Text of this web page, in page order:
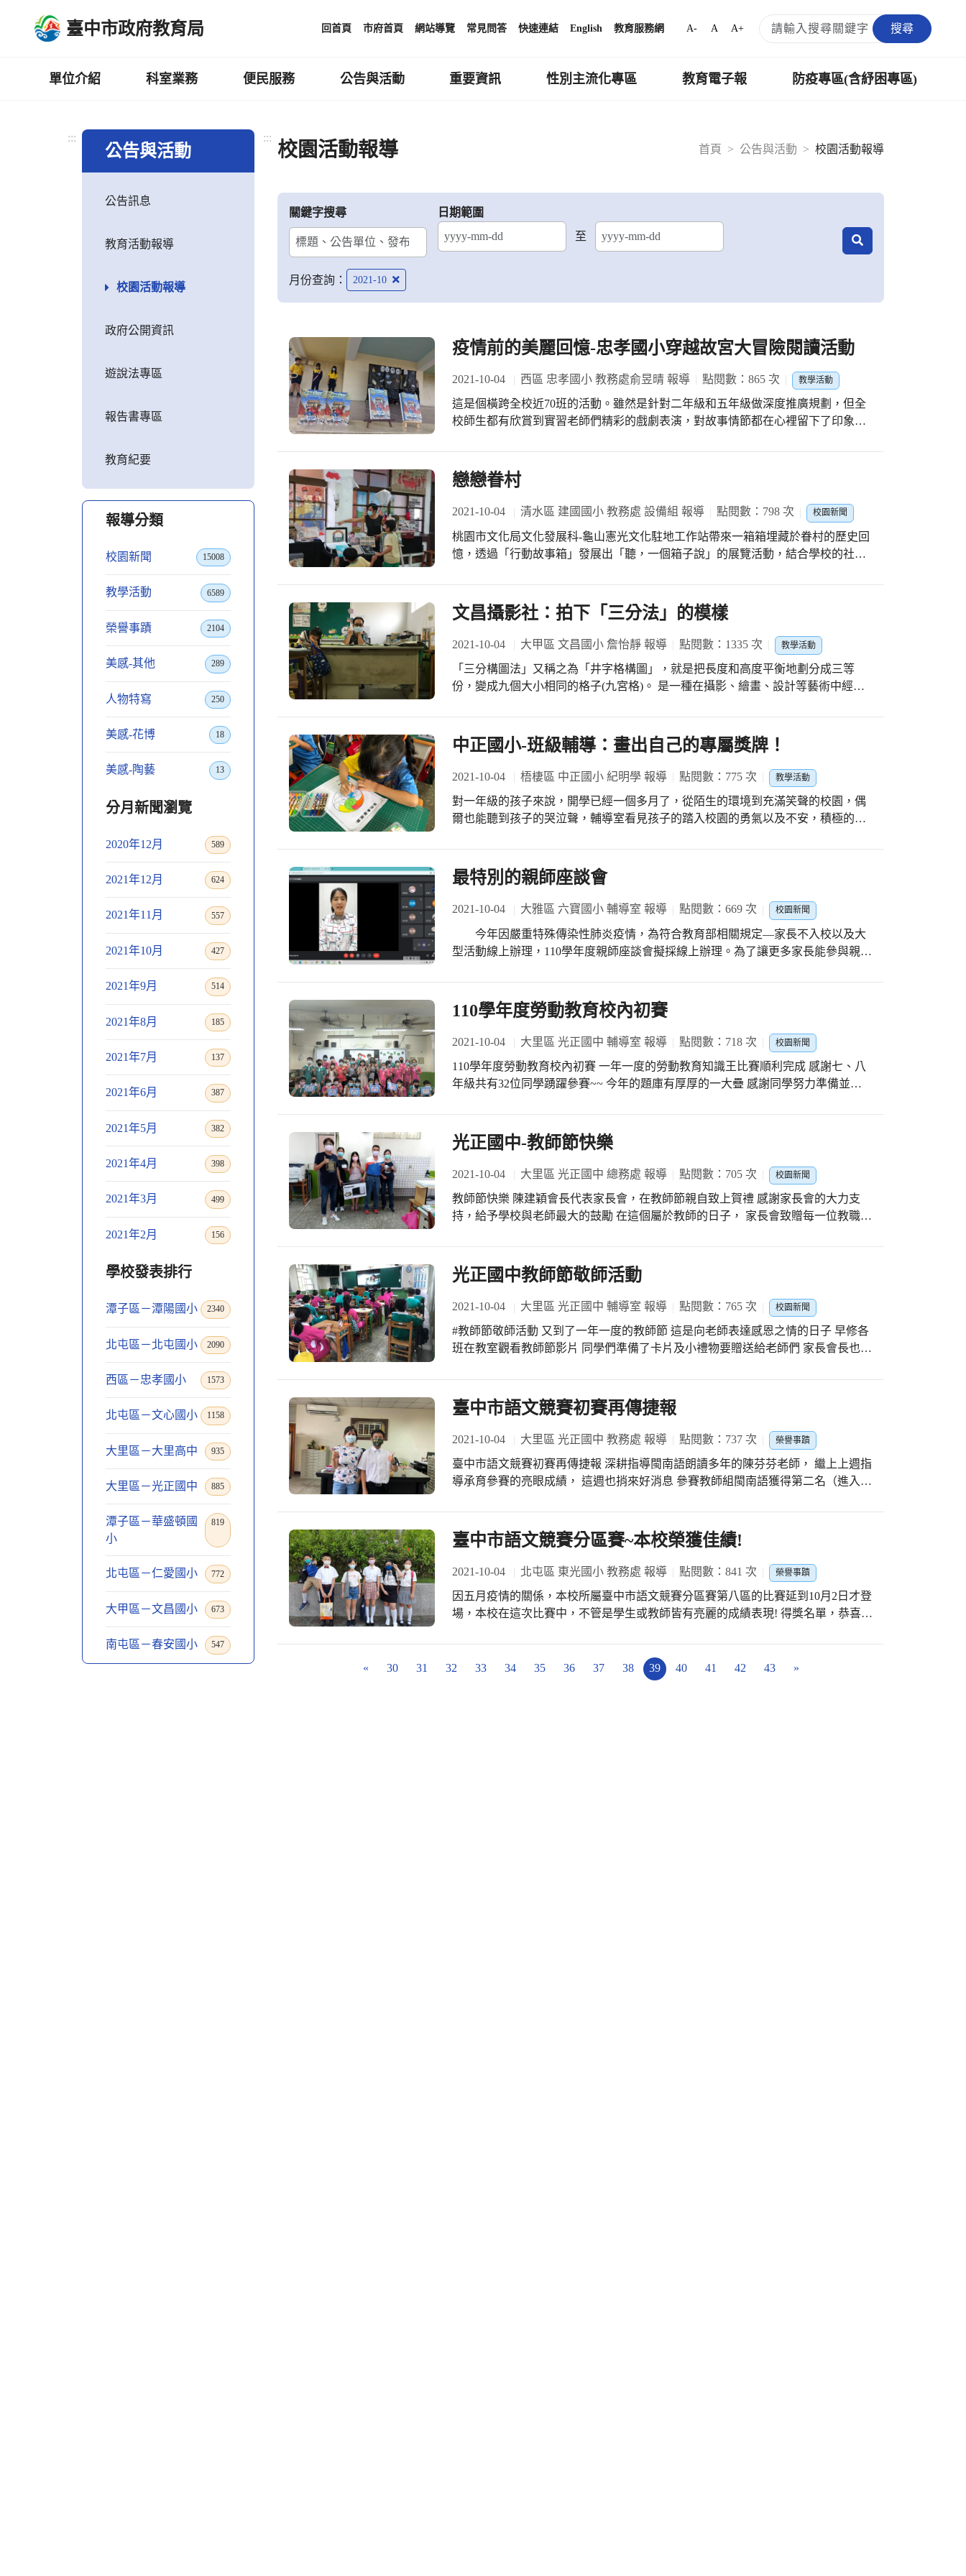
臺中市政府教育局 回首頁 市府首頁 網站導覽 常見問答 快速連結 English 教育服務網 A- A A+ 搜尋
單位介紹 科室業務 便民服務 公告與活動 重要資訊 性別主流化專區 教育電子報 防疫專區(含紓困專區)
:::
公告與活動
公告訊息
教育活動報導
校園活動報導
政府公開資訊
遊說法專區
報告書專區
教育紀要
報導分類
校園新聞 15008
教學活動 6589
榮譽事蹟 2104
美感-其他 289
人物特寫 250
美感-花博 18
美感-陶藝 13
分月新聞瀏覽
2020年12月 589
2021年12月 624
2021年11月 557
2021年10月 427
2021年9月 514
2021年8月 185
2021年7月 137
2021年6月 387
2021年5月 382
2021年4月 398
2021年3月 499
2021年2月 156
學校發表排行
潭子區－潭陽國小 2340
北屯區－北屯國小 2090
西區－忠孝國小 1573
北屯區－文心國小 1158
大里區－大里高中 935
大里區－光正國中 885
潭子區－華盛頓國
小
819
北屯區－仁愛國小 772
大甲區－文昌國小 673
南屯區－春安國小 547
:::
首頁
公告與活動 校園活動報導
校園活動報導
關鍵字搜尋
日期範圍
至
結束日期
月份查詢： 2021-10
疫情前的美麗回憶-忠孝國小穿越故宮大冒險閱讀活動
2021-10-04 西區 忠孝國小 教務處俞昱晴 報導 點閱數：865 次 教學活動
這是個橫跨全校近70班的活動。雖然是針對二年級和五年級做深度推廣規劃，但全
校師生都有欣賞到實習老師們精彩的戲劇表演，對故事情節都在心裡留下了印象，
書館前發生了小暴動，一堆孩子跑來問書，志工被搞得一頭霧水，指著故事迷宮說:
迷宮嗎?迷宮在那裡! 搞了半天，這次孩子們不是要找「迷宮」，是要找「故宮」呀!
二年級的孩子們，我們在圖書館布置了紫禁城，輪流請實習老師當臨時演員，或扮
成皇帝，或扮成宮女，或扮成螽斯，出現在紫禁城前。看過了戲劇表演的二年級，
見到劇中演員特別興奮開心，聽我導讀聊聊這本書時，也就格外投入了! 因為這套書
沒有注音，對二年級孩子是挑戰，透過這些有趣的活動，期待在他們心底種下這本
帶來驚喜，更能回味故事中的高娃被施了玉化咒後變成的模樣，用心的營養師
裡?並且要孩子們把今天的午餐<翠玉白菜>都認真吃光光呢! 五年級的孩子們，我們
則一班一班安排了皇帝出巡，視察各班用膳情況，孩子們看到皇帝出現民間，害羞
又竊喜，還真的有一種蒙恩之感，皇帝視察後，忍不住對孩子們說: 「朕到現在還沒
活動。為這次的圖推留下美好的足跡。 相信這麼一套針對我們故宮文物為書寫題材
了，穿越故宮一定也可以!
戀戀眷村
2021-10-04 清水區 建國國小 教務處 設備組 報導 點閱數：798 次 校園新聞
桃園市文化局文化發展科-龜山憲光文化駐地工作站帶來一箱箱埋藏於眷村的歷史回
憶，透過「行動故事箱」發展出「聽，一個箱子說」的展覽活動，結合學校的社
開。透過對「眷村」一詞的歷史意義以及說書人本身的生活背景，引領小朋友墜入
眷村的歷史脈絡中，接著爬梳理歷史、挖掘歷史、讚嘆歷史。末了，回歸兒童本
色，來一場應景的降落傘大賽，在歡笑聲中結束一場有意義的眷村溯源探索。 建國
國小座落於多處眷村之中，但隨著眷村改建，年輕一代對於眷村印象已日漸模糊。
感謝說書人透過這樣的活動將眷村文化推廣至年輕世代，傳承世代記憶，讓眷村故
事與歷史記憶永續流傳，並促進大眾參與保存在地知識記憶，讓就讀建國的學童得
文昌攝影社：拍下「三分法」的模樣
2021-10-04 大甲區 文昌國小 詹怡靜 報導 點閱數：1335 次 教學活動
「三分構圖法」又稱之為「井字格構圖」，就是把長度和高度平衡地劃分成三等
份，變成九個大小相同的格子(九宮格)。 是一種在攝影、繪畫、設計等藝術中經常
投影片介紹「三分構圖法」的拍攝概念，也介紹了所謂的「黃金分割線」、「黃金
分割點」的概念，讓孩子們了解一張看起來舒服的作品，拍攝時首先應該那些基本
要件，也利用投影片讓孩子們指出範例照片中的三分線所在位置。當然老師也預先
拍攝了文昌國小校景，讓小朋友對於學校的景象，那些角度也可以運用三分法，拍
出一張好照片。 . 接著讓孩子們到校園裡實作拍攝練習，再讓孩子們一起分享自己
拍攝的照片也觀摩別人的作品。有的拍下自己班導師，有的拍下校園的永信亭，有
中正國小-班級輔導：畫出自己的專屬獎牌！
2021-10-04 梧棲區 中正國小 紀明學 報導 點閱數：775 次 教學活動
對一年級的孩子來說，開學已經一個多月了，從陌生的環境到充滿笑聲的校園，偶
爾也能聽到孩子的哭泣聲，輔導室看見孩子的踏入校園的勇氣以及不安，積極的開
主角－貝琳達突破自我、自我鼓勵的故事，接著邀請孩子在課堂上說出自己聽完故
事的想法，並在一旁引導孩子從自己的身上找答案、建立同學間彼此正向的回應，
最後再拿出小朋友都超級喜歡的繪畫活動－畫出屬於自己的專屬獎牌～ 看見一年級
孩子透過繪本說出自己的感受、想法，且在獎牌中畫出自我肯定的色彩，希望孩子
接下來能一直帶著信心與安心，豐富國小生活。
最特別的親師座談會
2021-10-04 大雅區 六寶國小 輔導室 報導 點閱數：669 次 校園新聞
今年因嚴重特殊傳染性肺炎疫情，為符合教育部相關規定—家長不入校以及大
型活動線上辦理，110學年度親師座談會擬採線上辦理。為了讓更多家長能參與親師
人比以往多且踴躍。 這次線上親師座談會，學校特地錄製了校長及家長會長的
談話影片，處室主任也製作了簡報進行相關的業務報告，以便家長們在與老師座談
會前，先了解學校本學期的重大活動及規定。即便是線上會議，老師們的準備工作
並不亞於實體會議，一樣是透過簡報或是直接口述，讓家長們更了解班級的教學及
重要活動的推動；家長們也是聚精會神地聆聽老師們的報告，關心孩子們在學校的
學習。 今年親師座談會除了辦理的方式不同，在各班的線上會議中，也看到了
奇地待在家長身旁，一同參與，這也是此次會議中的另一番面貌。 雖然因為疫
家長對教育的熱情。
110學年度勞動教育校內初賽
2021-10-04 大里區 光正國中 輔導室 報導 點閱數：718 次 校園新聞
110學年度勞動教育校內初賽 一年一度的勞動教育知識王比賽順利完成 感謝七、八
年級共有32位同學踴躍參賽~~ 今年的題庫有厚厚的一大疊 感謝同學努力準備並盡
光正國中派出兩隊參賽「搶答都對」與「光正好棒」加油 #抱回兩萬元吧！
光正國中-教師節快樂
2021-10-04 大里區 光正國中 總務處 報導 點閱數：705 次 校園新聞
教師節快樂 陳建穎會長代表家長會，在教師節親自致上賀禮 感謝家長會的大力支
持，給予學校與老師最大的鼓勵 在這個屬於教師的日子， 家長會致贈每一位教職員
光正國中教師節敬師活動
2021-10-04 大里區 光正國中 輔導室 報導 點閱數：765 次 校園新聞
#教師節敬師活動 又到了一年一度的教師節 這是向老師表達感恩之情的日子 早修各
班在教室觀看教師節影片 同學們準備了卡片及小禮物要贈送給老師們 家長會長也特
臺中市語文競賽初賽再傳捷報
2021-10-04 大里區 光正國中 教務處 報導 點閱數：737 次 榮譽事蹟
臺中市語文競賽初賽再傳捷報 深耕指導閩南語朗讀多年的陳芬芬老師， 繼上上週指
導承育參賽的亮眼成績， 這週也捎來好消息 參賽教師組閩南語獲得第二名（進入複
生一樣漂亮出擊！ 相信今年屯區第一， 非光正莫屬！！ #光正老師最用心 #就讀光
正優質保證 #光正的老師和學生好棒棒
臺中市語文競賽分區賽~本校榮獲佳績!
2021-10-04 北屯區 東光國小 教務處 報導 點閱數：841 次 榮譽事蹟
因五月疫情的關係，本校所屬臺中市語文競賽分區賽第八區的比賽延到10月2日才登
場，本校在這次比賽中，不管是學生或教師皆有亮麗的成績表現! 得獎名單，恭喜以
晴 榮獲國小學生組作文 第一名 (進入複賽) 《指導老師：呂信賢老師》 ※六年一班
吳主欣 榮獲國小學生組國語朗讀 第二名 (進入複賽) 《指導老師：賴珮菁老師》 ※
« 30 31 32 33 34 35 36 37 38 39 40 41 42 43 »